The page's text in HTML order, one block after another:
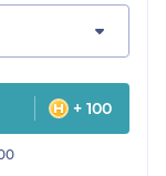
+ 100